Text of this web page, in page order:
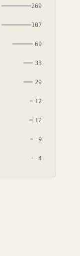
269
107
69
33
29
12
12
9
4